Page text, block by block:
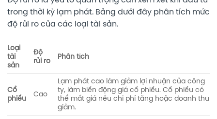
trong thời kỳ lạm phát. Bảng dưới đây phân tích mức
độ rủi ro của các loại tài sản.
Loại
tài
sản
Độ
rủi ro
Phân tích
Cổ
phiếu
Cao
Lạm phát cao làm giảm lợi nhuận của công
ty, làm biến động giá cổ phiếu. Cổ phiếu có
thể mất giá nếu chi phí tăng hoặc doanh thu
giảm.